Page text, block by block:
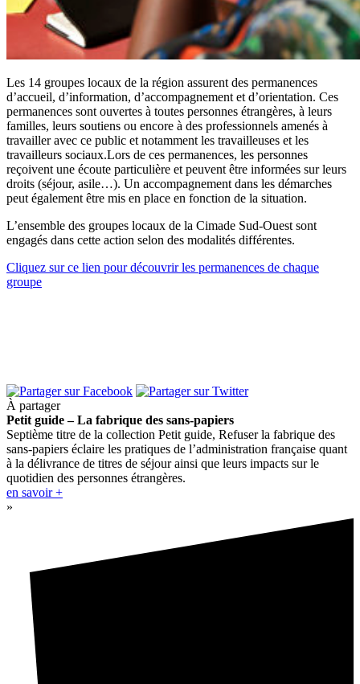
Les 14 groupes locaux de la région assurent des permanences
d’accueil, d’information, d’accompagnement et d’orientation. Ces
permanences sont ouvertes à toutes personnes étrangères, à leurs
familles, leurs soutiens ou encore à des professionnels amenés à
travailler avec ce public et notamment les travailleuses et les
travailleurs sociaux.Lors de ces permanences, les personnes
reçoivent une écoute particulière et peuvent être informées sur leurs
droits (séjour, asile…). Un accompagnement dans les démarches
peut également être mis en place en fonction de la situation.
L’ensemble des groupes locaux de la Cimade Sud-Ouest sont
engagés dans cette action selon des modalités différentes.
Cliquez sur ce lien pour découvrir les permanences de chaque
groupe
À partager
Petit guide – La fabrique des sans-papiers
Septième titre de la collection Petit guide, Refuser la fabrique des
sans-papiers éclaire les pratiques de l’administration française quant
à la délivrance de titres de séjour ainsi que leurs impacts sur le
quotidien des personnes étrangères.
en savoir +
»